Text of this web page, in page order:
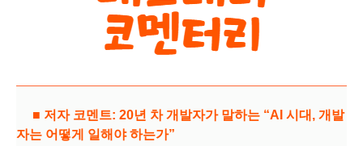
■ 저자 코멘트: 20년 차 개발자가 말하는 “AI 시대, 개발
자는 어떻게 일해야 하는가”